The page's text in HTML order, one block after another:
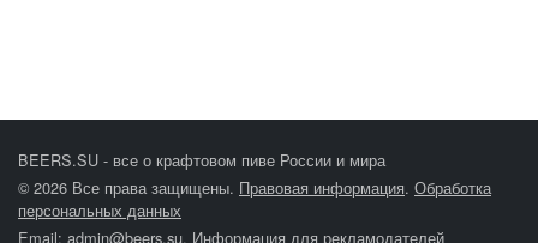
BEERS.SU - все о крафтовом пиве России и мира
© 2026 Все права защищены. Правовая информация. Обработка
персональных данных
Email: admin@beers.su. Информация для рекламодателей